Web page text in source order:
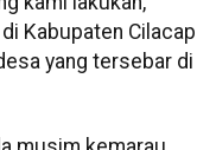
Kabupaten Cilacap
yang tersebar di